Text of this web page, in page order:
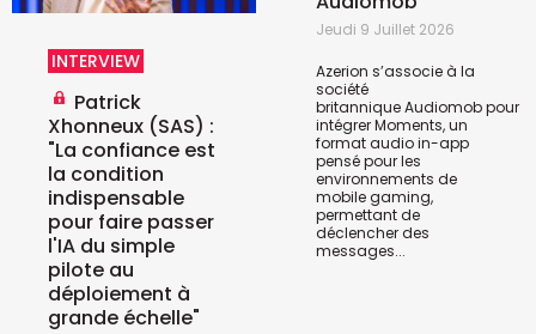
INTERVIEW
Patrick
Xhonneux (SAS) :
"La confiance est
la condition
indispensable
pour faire passer
l'IA du simple
pilote au
déploiement à
grande échelle"
Jeudi 9 Juillet 2026
Azerion s’associe à la
société
britanniqueAudiomobpour
intégrer Moments, un
format audio in-app
pensé pour les
environnements de
mobile gaming,
permettant de
déclencher des
messages...